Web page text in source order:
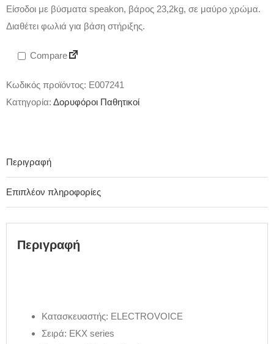
Είσοδοι με βύσματα speakon, βάρος 23,2kg, σε μαύρο χρώμα.
Διαθέτει φωλιά για βάση στήριξης.
Compare
Κωδικός προϊόντος: E007241
Κατηγορία: Δορυφόροι Παθητικοί
Περιγραφή
Επιπλέον πληροφορίες
Περιγραφή
Κατασκευαστής: ELECTROVOICE
Σειρά: EKX series